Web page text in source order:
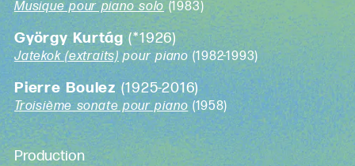
Musique pour piano solo (1983)
György Kurtág(*1926)
Jatekok (extraits)pour piano(1982-1993)
Pierre Boulez(1925-2016)
Troisième sonate pour piano (1958)
Production